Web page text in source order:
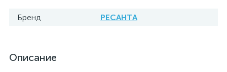
Бренд РЕСАНТА
Описание